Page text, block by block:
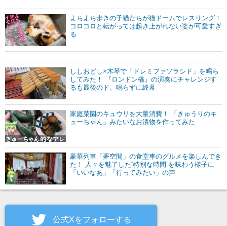
よちよち歩きの子猫たちが猫ドームでレスリング！
コロコロと転がっては起き上がれない姿が可愛すぎ
る
ししおどし×木琴で「ドレミファソラシド」を鳴ら
してみた！ 『ロンドン橋』の演奏にチャレンジす
るも最後のド、鳴らずに終幕
家庭菜園のキュウリを大量消費！ 「きゅうりのキ
ューちゃん」みたいなお漬物を作ってみた
豪華列車「夢空間」の食堂車のグルメを楽しんでき
た！ 人々を魅了した“特別な時間”を味わう様子に
「いいなあ」「行ってみたい」の声
公式Xをフォローする